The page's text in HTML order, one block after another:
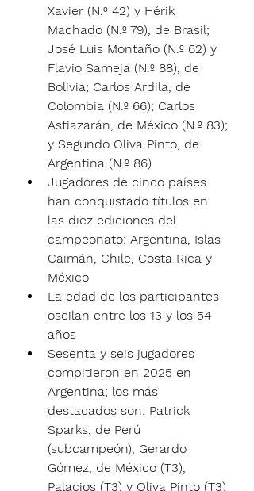
Xavier (N.º 42) y Hérik
Machado (N.º 79), de Brasil;
José Luis Montaño (N.º 62) y
Flavio Sameja (N.º 88), de
Bolivia; Carlos Ardila, de
Colombia (N.º 66); Carlos
Astiazarán, de México (N.º 83);
y Segundo Oliva Pinto, de
Argentina (N.º 86)
Jugadores de cinco países
han conquistado títulos en
las diez ediciones del
campeonato: Argentina, Islas
Caimán, Chile, Costa Rica y
México
La edad de los participantes
oscilan entre los 13 y los 54
años
Sesenta y seis jugadores
compitieron en 2025 en
Argentina; los más
destacados son: Patrick
Sparks, de Perú
(subcampeón), Gerardo
Gómez, de México (T3),
Palacios (T3) y Oliva Pinto (T3)